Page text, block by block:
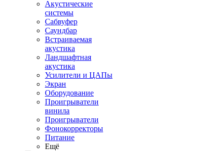
Акустические
системы
Сабвуфер
Саундбар
Встраиваемая
акустика
Ландшафтная
акустика
Усилители и ЦАПы
Экран
Оборудование
Проигрыватели
винила
Проигрыватели
Фонокорректоры
Питание
Ещё